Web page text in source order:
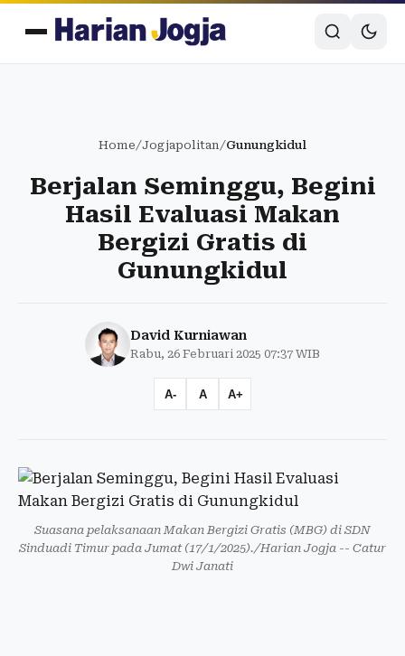
Home/Jogjapolitan/Gunungkidul
Berjalan Seminggu, Begini
Hasil Evaluasi Makan
Bergizi Gratis di
Gunungkidul
David Kurniawan
Rabu, 26 Februari 2025 07:37 WIB
A- A A+
Suasana pelaksanaan Makan Bergizi Gratis (MBG) di SDN
Sinduadi Timur pada Jumat (17/1/2025)./Harian Jogja -- Catur
Dwi Janati